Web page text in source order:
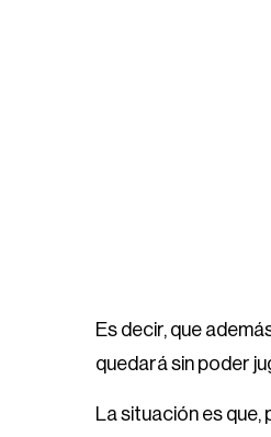
Es decir, que
quedará sin poder
La situación es